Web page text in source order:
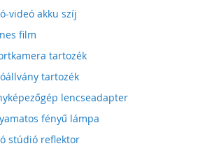
videó akku szíj
film
tartozék
tartozék
lencseadapter
fényű lámpa
stúdió reflektor